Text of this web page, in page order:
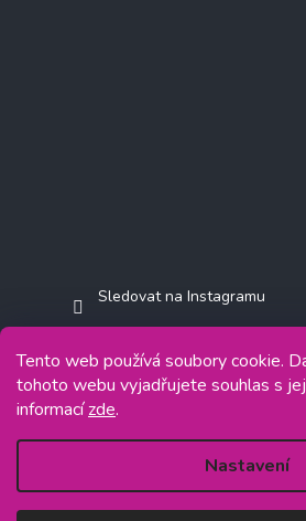
Tento web používá soubory cookie.
tohoto webu vyjadřujete souhlas s
informacízde.
Nastavení
Sledovat na Instagramu
Copyright 2026
Grafický návrh vytvořil a na Shoptet implementoval